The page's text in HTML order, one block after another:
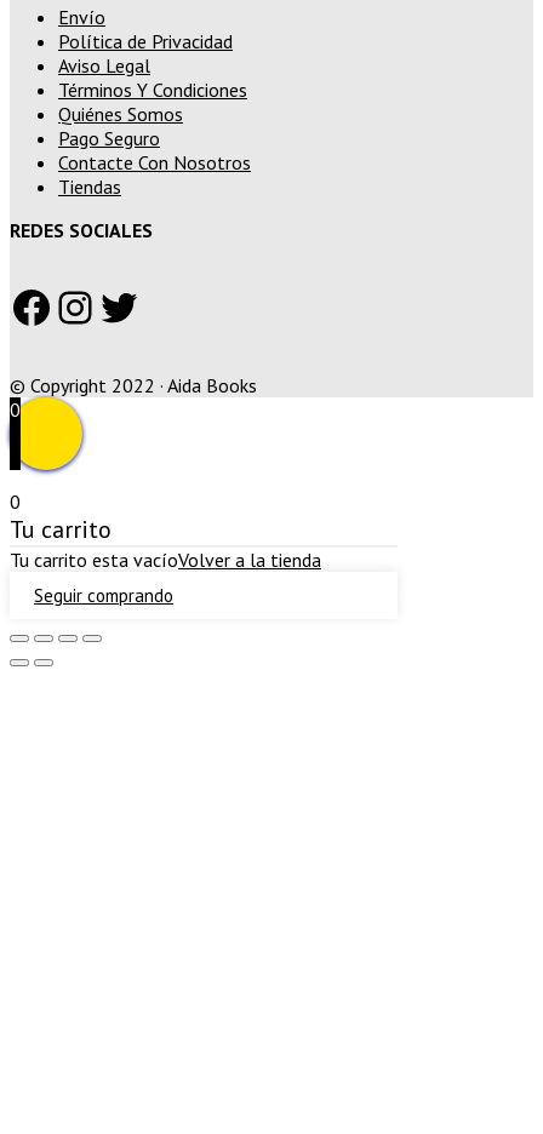
Envío
Política de Privacidad
Aviso Legal
Términos Y Condiciones
Quiénes Somos
Pago Seguro
Contacte Con Nosotros
Tiendas
REDES SOCIALES
Facebook
Instagram
Twitter
© Copyright 2022 · Aida Books
0
0
Tu carrito
Tu carrito esta vacíoVolver a la tienda
Seguir comprando